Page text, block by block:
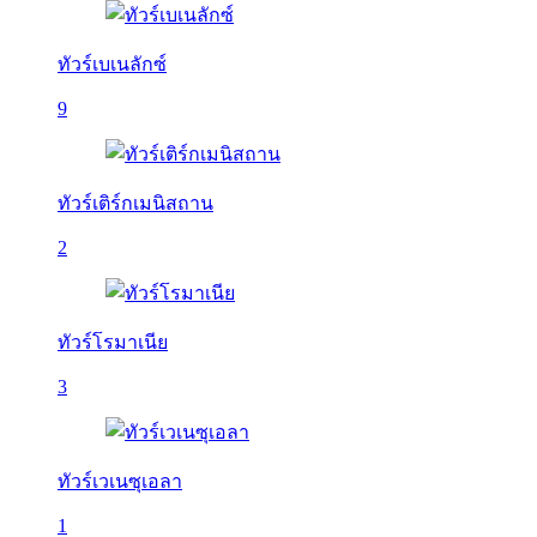
ทัวร์เบเนลักซ์
9
ทัวร์เติร์กเมนิสถาน
2
ทัวร์โรมาเนีย
3
ทัวร์เวเนซุเอลา
1